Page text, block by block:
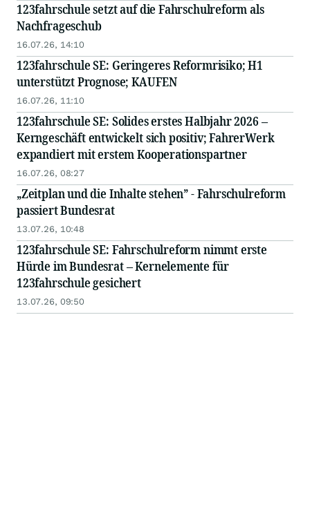
123fahrschule setzt auf die Fahrschulreform als
Nachfrageschub
16.07.26, 14:10
123fahrschule SE: Geringeres Reformrisiko; H1
unterstützt Prognose; KAUFEN
16.07.26, 11:10
123fahrschule SE: Solides erstes Halbjahr 2026 –
Kerngeschäft entwickelt sich positiv; FahrerWerk
expandiert mit erstem Kooperationspartner
16.07.26, 08:27
„Zeitplan und die Inhalte stehen” - Fahrschulreform
passiert Bundesrat
13.07.26, 10:48
123fahrschule SE: Fahrschulreform nimmt erste
Hürde im Bundesrat – Kernelemente für
123fahrschule gesichert
13.07.26, 09:50